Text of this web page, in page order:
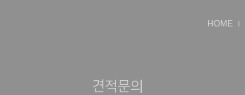
HOME
견적문의